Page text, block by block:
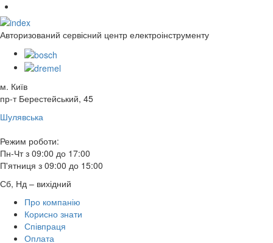
Авторизований сервісний центр електроінструменту
м. Київ
пр-т Берестейський, 45
Шулявська
Режим роботи:
Пн-Чт з 09:00 до 17:00
П'ятниця з 09:00 до 15:00
Сб, Нд – вихідний
Про компанію
Корисно знати
Співпраця
Оплата